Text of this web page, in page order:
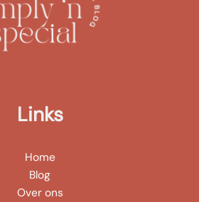
Links
Home
Blog
Over ons